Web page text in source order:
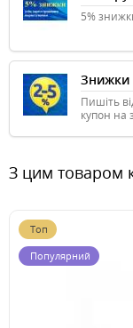
5%
Знижки
Пишіть
купон на
З цим товаром
Топ
Популярний